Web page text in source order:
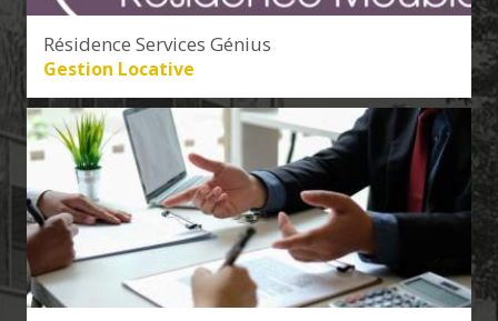
Résidence Services Génius
Gestion Locative